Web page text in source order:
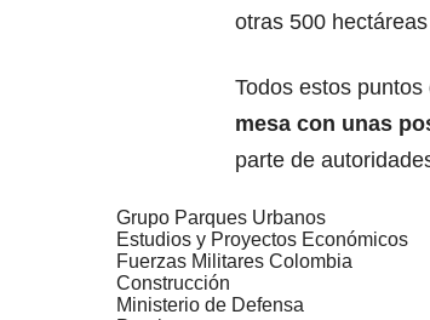
otras 500
Todos estos
mesa con unas
parte de
Grupo Parques Urbanos
Estudios y Proyectos Económicos
Fuerzas Militares Colombia
Construcción
Ministerio de Defensa